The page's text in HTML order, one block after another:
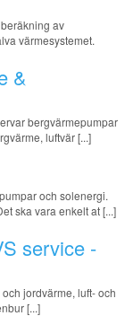
av
värmesystemet.
&
bergvärmepumpar
luftvär [...]
och solenergi.
ska vara enkelt at [...]
service -
jordvärme, luft- och
[...]